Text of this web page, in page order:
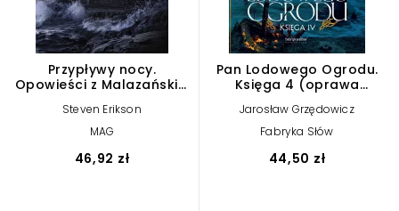
Przypływy nocy.
Opowieści z Malazańskiej
Steven Erikson
MAG
46,92 zł
Pan Lodowego Ogrodu.
Księga 4 (oprawa
Jarosław Grzędowicz
Fabryka Słów
44,50 zł